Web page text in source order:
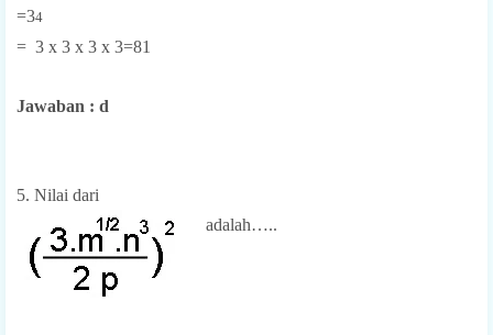
=34
= 3 x 3 x 3 x 3=81
Jawaban : d
5. Nilai dari
adalah…..